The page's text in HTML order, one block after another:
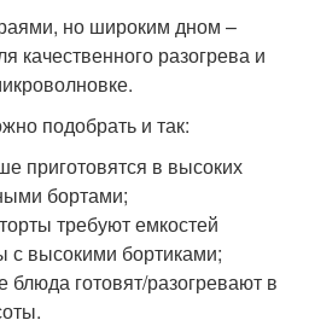
но широким дном –
качественного разогрева и
подобрать и так:
приготовятся в высоких
бортами;
требуют емкостей
с высокими бортиками;
готовят/разогревают в